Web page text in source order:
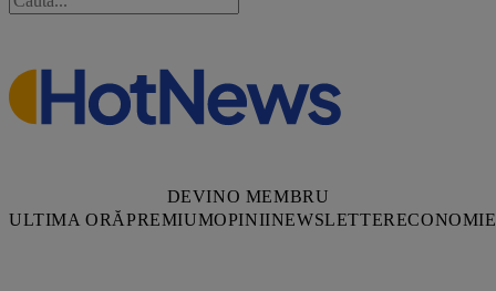
DEVINO MEMBRU
ULTIMA ORĂPREMIUMOPINIINEWSLETTERECONOMIE